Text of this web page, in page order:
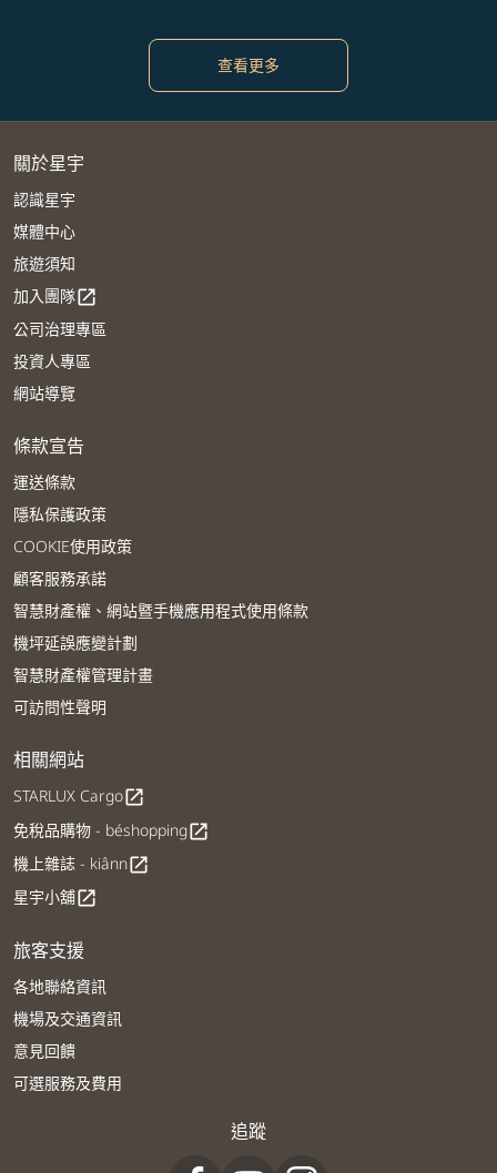
查看更多
關於星宇
認識星宇
媒體中心
旅遊須知
加入團隊open_in_new
公司治理專區
投資人專區
網站導覽
條款宣告
運送條款
隱私保護政策
COOKIE使用政策
顧客服務承諾
智慧財產權、網站暨手機應用程式使用條款
機坪延誤應變計劃
智慧財產權管理計畫
可訪問性聲明
相關網站
STARLUX Cargoopen_in_new
免稅品購物 - béshoppingopen_in_new
機上雜誌 - kiânnopen_in_new
星宇小舖open_in_new
旅客支援
各地聯絡資訊
機場及交通資訊
意見回饋
可選服務及費用
追蹤